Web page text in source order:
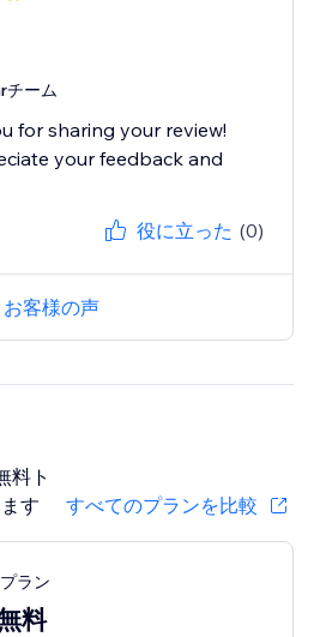
チーム
for sharing your review!
your feedback and
役に立った (0)
お客様の声
料ト
す
すべてのプランを比較
ラン
料